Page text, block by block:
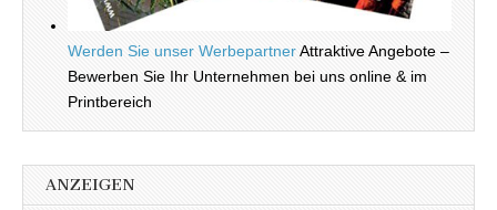
Werden Sie unser WerbepartnerAttraktive Angebote –
Bewerben Sie Ihr Unternehmen bei uns online & im
Printbereich
ANZEIGEN